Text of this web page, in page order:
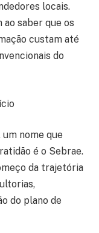
locais.
saber que os
custam até
do
um nome que
é o Sebrae.
da trajetória
do plano de